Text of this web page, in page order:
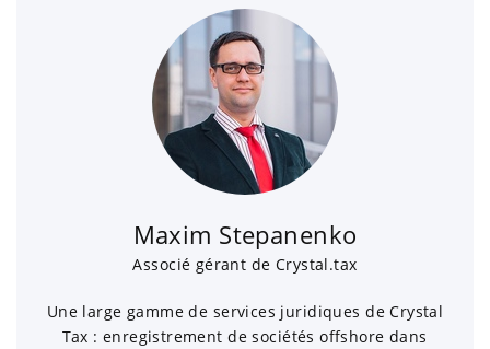
Maxim Stepanenko
Associé gérant de Crystal.tax
Une large gamme de services juridiques de Crystal
Tax : enregistrement de sociétés offshore dans